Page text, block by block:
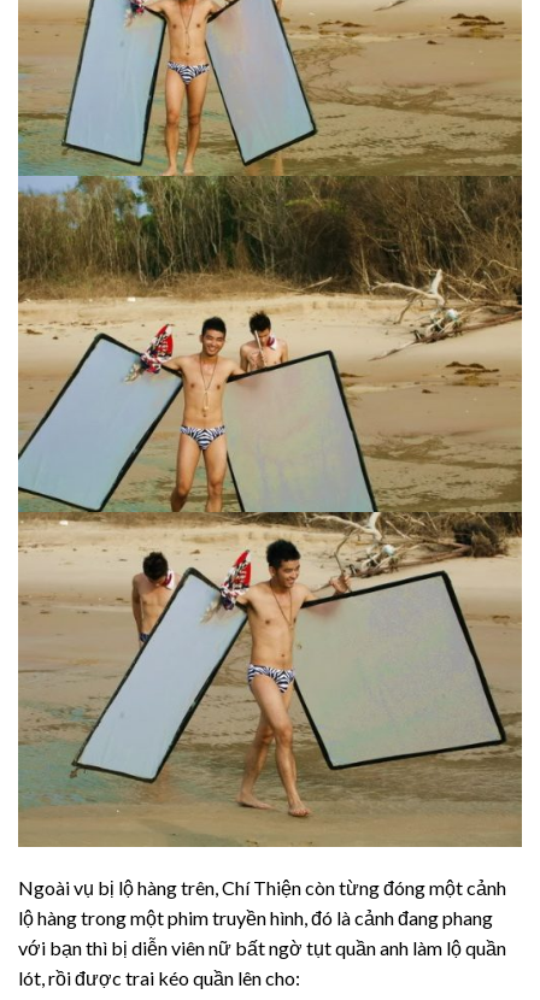
Ngoài vụ bị lộ hàng trên, Chí Thiện còn từng đóng một cảnh
lộ hàng trong một phim truyền hình, đó là cảnh đang phang
với bạn thì bị diễn viên nữ bất ngờ tụt quần anh làm lộ quần
lót, rồi được trai kéo quần lên cho: